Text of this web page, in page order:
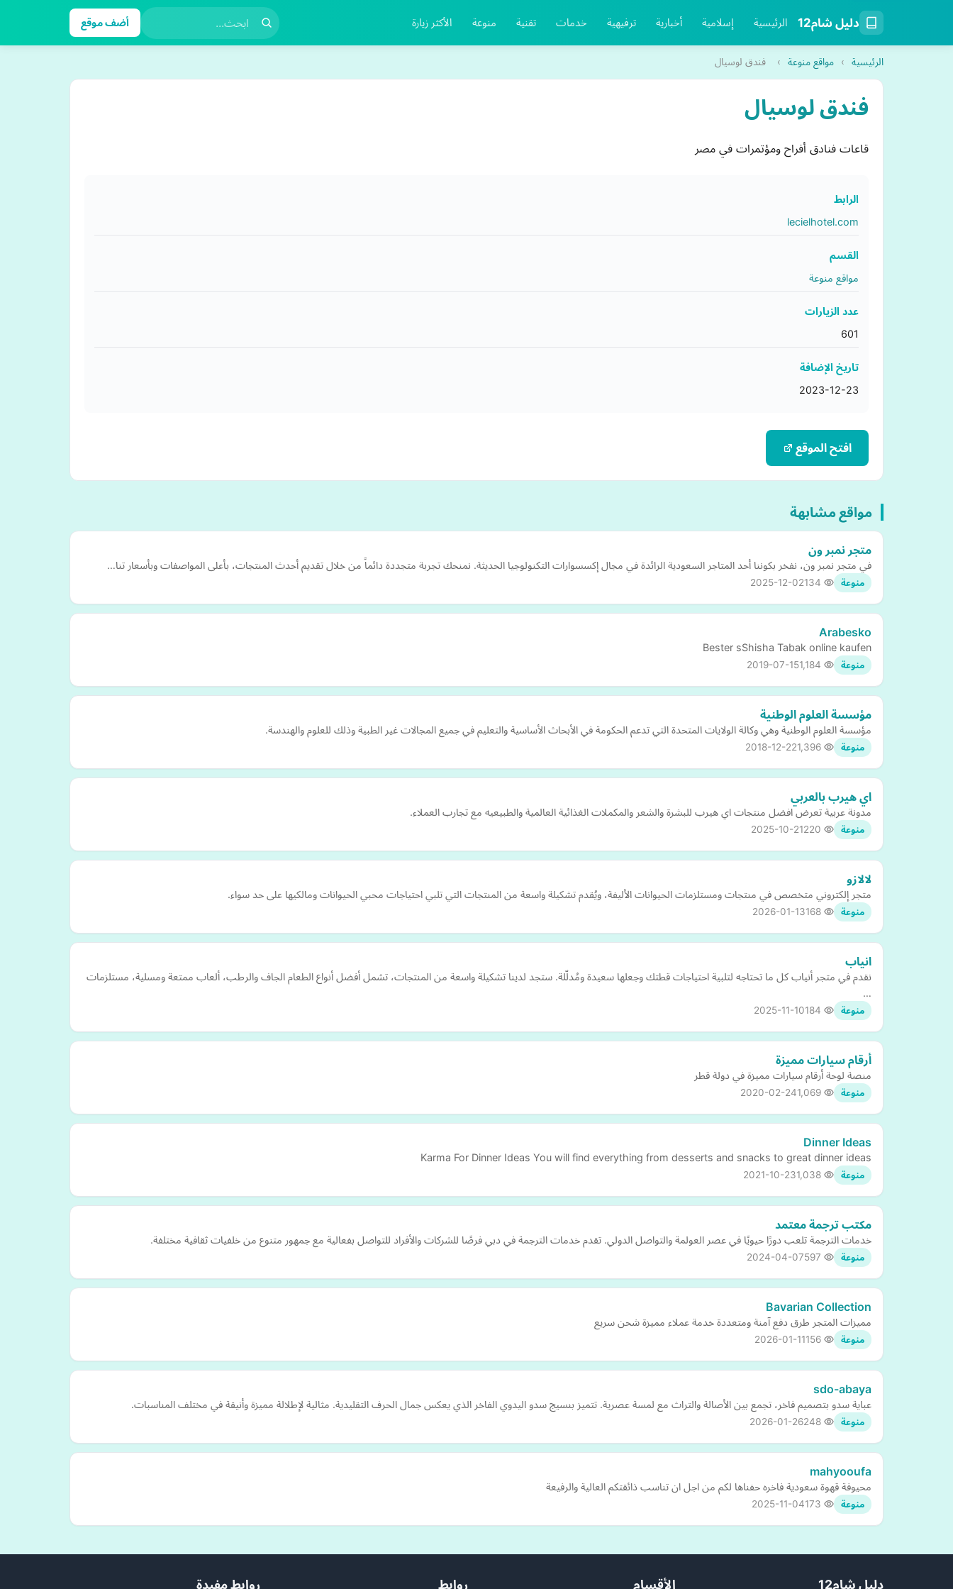
دليل شام12 الرئيسية إسلامية أخبارية ترفيهية خدمات تقنية منوعة الأكثر زيارة أضف موقع
الرئيسية › مواقع منوعة › فندق لوسيال
فندق لوسيال
قاعات فنادق أفراح ومؤتمرات في مصر
الرابط
lecielhotel.com
القسم
مواقع منوعة
عدد الزيارات
601
تاريخ الإضافة
2023-12-23
افتح الموقع
مواقع مشابهة
متجر نمبر ون
في متجر نمبر ون، نفخر بكوننا أحد المتاجر السعودية الرائدة في مجال إكسسوارات التكنولوجيا الحديثة. نمنحك تجربة متجددة دائماً من خلال تقديم أحدث المنتجات، بأعلى المواصفات وبأسعار تنا…
منوعة 2025-12-02
Arabesko
Bester sShisha Tabak online kaufen
منوعة 2019-07-15
مؤسسة العلوم الوطنية
مؤسسة العلوم الوطنية وهي وكالة الولايات المتحدة التي تدعم الحكومة في الأبحاث الأساسية والتعليم في جميع المجالات غير الطبية وذلك للعلوم والهندسة.
منوعة 2018-12-22
اي هيرب بالعربي
مدونة عربية تعرض افضل منتجات اي هيرب للبشرة والشعر والمكملات الغذائية العالمية والطبيعيه مع تجارب العملاء.
منوعة 2025-10-21
لالازو
متجر إلكتروني متخصص في منتجات ومستلزمات الحيوانات الأليفة، ويُقدم تشكيلة واسعة من المنتجات التي تلبي احتياجات محبي الحيوانات ومالكيها على حد سواء.
منوعة 2026-01-13
انياب
نقدم في متجر أنياب كل ما تحتاجه لتلبية احتياجات قطتك وجعلها سعيدة ومُدلّلة. ستجد لدينا تشكيلة واسعة من المنتجات، تشمل أفضل أنواع الطعام الجاف والرطب، ألعاب ممتعة ومسلية، مستلزمات
…
منوعة 2025-11-10
أرقام سيارات مميزة
منصة لوحة أرقام سيارات مميزة في دولة قطر
منوعة 2020-02-24
Dinner Ideas
Karma For Dinner Ideas You will find everything from desserts and snacks to great dinner ideas
منوعة 2021-10-23
مكتب ترجمة معتمد
خدمات الترجمة تلعب دورًا حيويًا في عصر العولمة والتواصل الدولي. تقدم خدمات الترجمة في دبي فرصًا للشركات والأفراد للتواصل بفعالية مع جمهور متنوع من خلفيات ثقافية مختلفة.
منوعة 2024-04-07
Bavarian Collection
مميزات المتجر طرق دفع آمنة ومتعددة خدمة عملاء مميزة شحن سريع
منوعة 2026-01-11
sdo-abaya
عباية سدو بتصميم فاخر، تجمع بين الأصالة والتراث مع لمسة عصرية. تتميز بنسيج سدو اليدوي الفاخر الذي يعكس جمال الحرف التقليدية. مثالية لإطلالة مميزة وأنيقة في مختلف المناسبات.
منوعة 2026-01-26
mahyooufa
محيوفة قهوة سعودية فاخره حفناها لكم من اجل ان تناسب ذائقتكم العالية والرفيعة
منوعة 2025-11-04
دليل شام12 الأقسام روابط روابط مفيدة